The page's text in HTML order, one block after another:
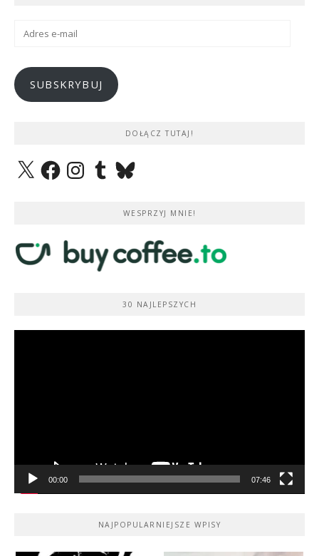
SUBSKRYBUJ
DOŁĄCZ TUTAJ!
X FacebookInstagramTumblrBluesky
WESPRZYJ MNIE!
30 NAJLEPSZYCH
00:00 07:46
NAJPOPULARNIEJSZE WPISY